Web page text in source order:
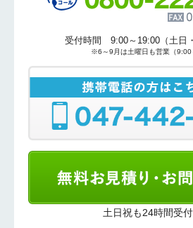
受付時間 9:00～19:00（土日
※6～9月は土曜日も営業（9:00
土日祝も24時間受付